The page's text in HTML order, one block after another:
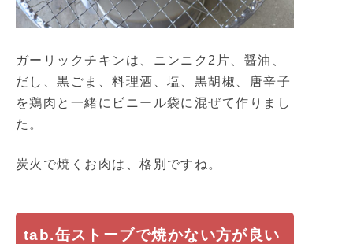
ガーリックチキンは、ニンニク2片、醤油、
だし、黒ごま、料理酒、塩、黒胡椒、唐辛子
を鶏肉と一緒にビニール袋に混ぜて作りまし
た。
炭火で焼くお肉は、格別ですね。
tab.缶ストーブで焼かない方が良い